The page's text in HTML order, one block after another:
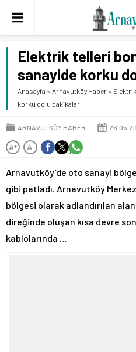
Elektrik telleri
sanayide korku
Anasayfa » Arnavutköy Haber »
korku dolu dakikalar
ARNAVUTKÖY HABER
A+ A-
Arnavutköy’de oto sanayi
gibi patladı. Arnavutköy
bölgesi olarak adlandırılan
direğinde oluşan kısa devre
kablolarında …